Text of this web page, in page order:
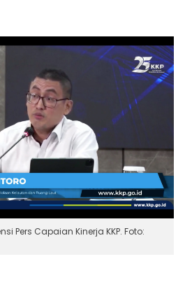
Pers Capaian Kinerja KKP. Foto: